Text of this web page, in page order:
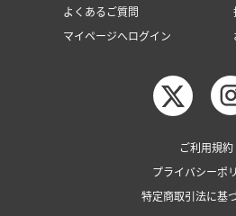
よくあるご質問
マイページへログイン
ご利用規約
プライバシーポ
特定商取引法に基